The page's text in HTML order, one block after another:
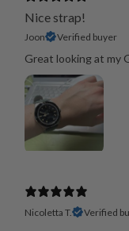
Nice strap!
Joon Verified buyer
Great looking at my
Nicoletta T. Verified